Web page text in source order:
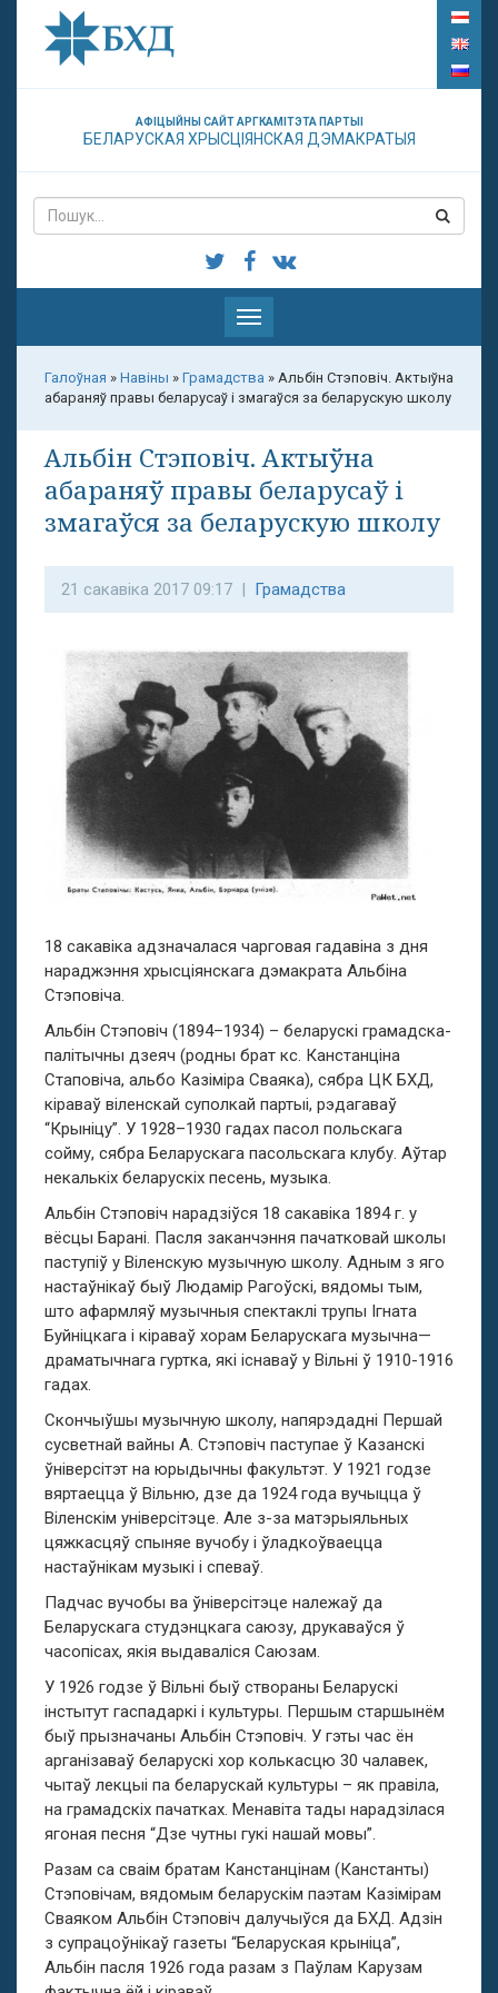
АФІЦЫЙНЫ САЙТ АРГКАМІТЭТА ПАРТЫІ
БЕЛАРУСКАЯ ХРЫСЦІЯНСКАЯ ДЭМАКРАТЫЯ
Паказаць
меню
Галоўная » Навіны » Грамадства » Альбін Стэповіч. Актыўна
абараняў правы беларусаў і змагаўся за беларускую школу
Альбін Стэповіч. Актыўна
абараняў правы беларусаў і
змагаўся за беларускую школу
21 сакавіка 2017 09:17 | Грамадства
18 сакавіка адзначалася чарговая гадавіна з дня
нараджэння хрысціянскага дэмакрата Альбіна
Стэповіча.
Альбін Стэповіч (1894–1934) – беларускі грамадска-
палітычны дзеяч (родны брат кс. Канстанціна
Стаповіча, альбо Казіміра Сваяка), сябра ЦК БХД,
кіраваў віленскай суполкай партыі, рэдагаваў
“Крыніцу”. У 1928–1930 гадах пасол польскага
сойму, сябра Беларускага пасольскага клубу. Аўтар
некалькіх беларускіх песень, музыка.
Альбін Стэповіч нарадзіўся 18 сакавіка 1894 г. у
вёсцы Барані. Пасля заканчэння пачатковай школы
паступіў у Віленскую музычную школу. Адным з яго
настаўнікаў быў Людамір Рагоўскі, вядомы тым,
што афармляў музычныя спектаклі трупы Ігната
Буйніцкага і кіраваў хорам Беларускага музычна—
драматычнага гуртка, які існаваў у Вільні ў 1910-1916
гадах.
Скончыўшы музычную школу, напярэдадні Першай
сусветнай вайны А. Стэповіч паступае ў Казанскі
ўніверсітэт на юрыдычны факультэт. У 1921 годзе
вяртаецца ў Вільню, дзе да 1924 года вучыцца ў
Віленскім універсітэце. Але з-за матэрыяльных
цяжкасцяў спыняе вучобу і ўладкоўваецца
настаўнікам музыкі і спеваў.
Падчас вучобы ва ўніверсітэце належаў да
Беларускага студэнцкага саюзу, друкаваўся ў
часопісах, якія выдаваліся Саюзам.
У 1926 годзе ў Вільні быў створаны Беларускі
інстытут гаспадаркі і культуры. Першым старшынём
быў прызначаны Альбін Стэповіч. У гэты час ён
арганізаваў беларускі хор колькасцю 30 чалавек,
чытаў лекцыі па беларускай культуры – як правіла,
на грамадскіх пачатках. Менавіта тады нарадзілася
ягоная песня “Дзе чутны гукі нашай мовы”.
Разам са сваім братам Канстанцінам (Канстанты)
Стэповічам, вядомым беларускім паэтам Казімірам
Сваяком Альбін Стэповіч далучыўся да БХД. Адзін
з супрацоўнікаў газеты “Беларуская крыніца”,
Альбін пасля 1926 года разам з Паўлам Карузам